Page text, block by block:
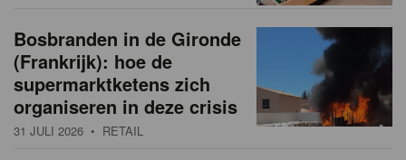
Bosbranden in de Gironde
(Frankrijk): hoe de
supermarktketens zich
organiseren in deze crisis
31 JULI 2026 • RETAIL